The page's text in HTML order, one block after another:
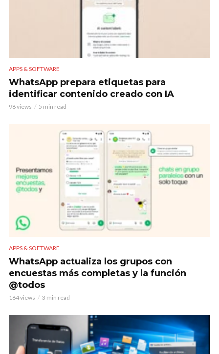
APPS & SOFTWARE
WhatsApp prepara etiquetas para
identificar contenido creado con IA
98 views 5 min read
APPS & SOFTWARE
WhatsApp actualiza los grupos con
encuestas más completas y la función
@todos
164 views 3 min read